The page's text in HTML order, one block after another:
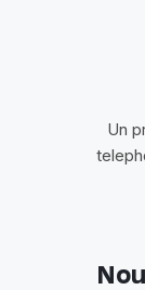
Un